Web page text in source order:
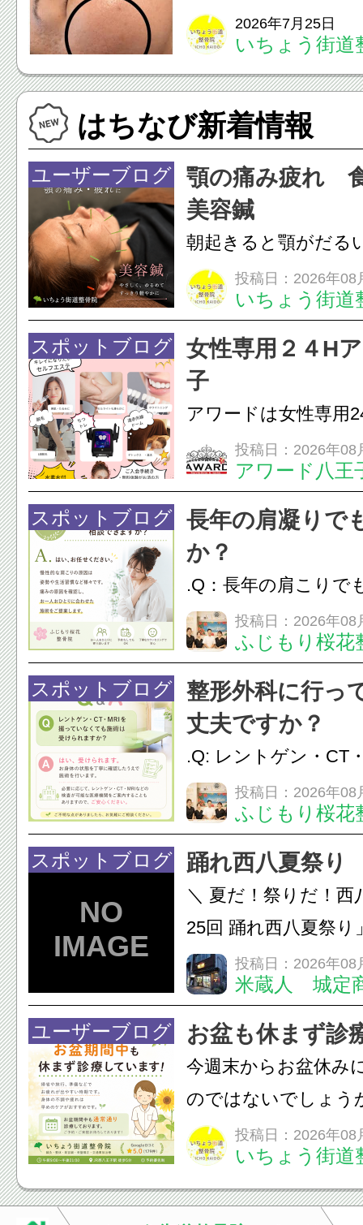
写真上 2025年9月
月皮膚(真皮層)への
への電気美容鍼のダ
を7ヶ月継続して頂...
2026年7月25日
いちょう街道
はちなび新着情報
ユーザーブログ
顎の痛み疲れ
美容鍼
朝起きると顎がだる
ありませんか？無意
は、顎の痛みや疲れ
フェイスラインの張
のこわばり・頭痛や
ながることがありま
投稿日：2026年08
いちょう街道
スポットブログ
女性専用２４H
子
アワードは女性専用
フエステを 思いっ
開催中
投稿日：2026年08
アワード八王
24時間ジム&
脱毛
スポットブログ
長年の肩凝りで
か？
.Q：長年の肩こりで
か？A：はい、お任
性的な肩こりの原因
慣など様々です。痛
し、お一人おひとり
をご提案します。.#
投稿日：2026年08
ふじもり桜花
スポットブログ
整形外科に行っ
丈夫ですか？
.Q: レントゲン・CT
いなくても施術は受
A: はい、受けられま
態を丁寧に確認した
います。必要に応じ
ン・CT・MRIなどの
投稿日：2026年08
ふじもり桜花
スポットブログ 踊れ西八夏祭り
＼ 夏だ！祭りだ！西
25回 踊れ西八夏祭
てくる！ 伝統の【阿
情熱の【よさこいソ
結！数多くの団体が
店街を舞台に最高の
投稿日：2026年08
米蔵人 城定
ユーザーブログ お盆も休まず診
今週末からお盆休み
のではないでしょう
長時間の運転などで
痛・足の疲れが出や
いちょう街道整骨院
投稿日：2026年08
いちょう街道